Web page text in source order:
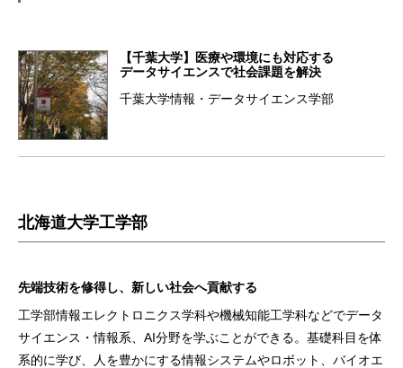
【千葉大学】医療や環境にも対応する
データサイエンスで社会課題を解決
千葉大学情報・データサイエンス学部
北海道大学工学部
先端技術を修得し、新しい社会へ貢献する
工学部情報エレクトロニクス学科や機械知能工学科などでデータ
サイエンス・情報系、AI分野を学ぶことができる。基礎科目を体
系的に学び、人を豊かにする情報システムやロボット、バイオエ